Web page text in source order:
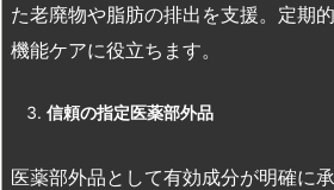
た老廃物や脂肪の排出を支援。定期
機能ケアに役立ちます。
信頼の指定医薬部外品
医薬部外品として有効成分が明確に